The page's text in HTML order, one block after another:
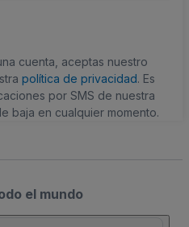
cuenta, aceptas nuestro
política de privacidad. Es
por SMS de nuestra
baja en cualquier momento.
el mundo